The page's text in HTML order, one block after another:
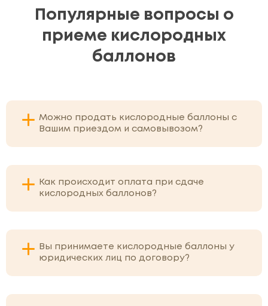
Популярные вопросы о
приеме кислородных
баллонов
Можно продать кислородные баллоны с
Вашим приездом и самовывозом?
Как происходит оплата при сдаче
кислородных баллонов?
Вы принимаете кислородные баллоны у
юридических лиц по договору?